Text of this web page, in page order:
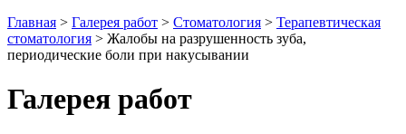
Главная > Галерея работ > Стоматология > Терапевтическая
стоматология > Жалобы на разрушенность зуба,
периодические боли при накусывании
Галерея работ